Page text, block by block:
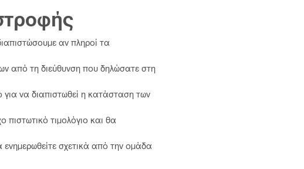
αν πληροί τα
από τη διεύθυνση που δηλώσατε στη
να διαπιστωθεί η κατάσταση των
τιμολόγιο και θα
σχετικά από την ομάδα